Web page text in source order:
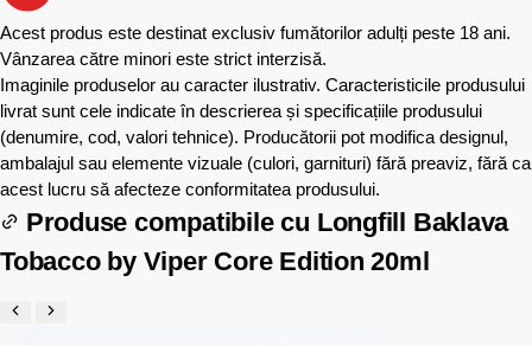
Acest produs este destinat exclusiv fumătorilor adulți peste 18 ani.
Vânzarea către minori este strict interzisă.
Imaginile produselor au caracter ilustrativ. Caracteristicile produsului
livrat sunt cele indicate în descrierea și specificațiile produsului
(denumire, cod, valori tehnice). Producătorii pot modifica designul,
ambalajul sau elemente vizuale (culori, garnituri) fără preaviz, fără ca
acest lucru să afecteze conformitatea produsului.
Produse compatibile cu Longfill Baklava
Tobacco by Viper Core Edition 20ml